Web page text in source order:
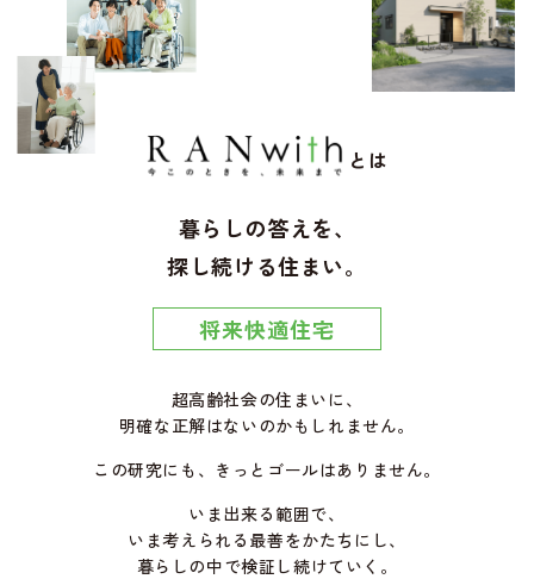
とは
暮らしの答えを、
探し続ける住まい。
将来快適住宅
超高齢社会の住まいに、
明確な正解はないのかもしれません。
この研究にも、きっとゴールはありません。
いま出来る範囲で、
いま考えられる最善をかたちにし、
暮らしの中で検証し続けていく。